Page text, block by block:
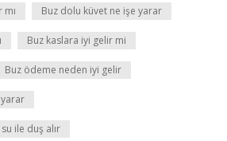
Buz dolu küvet ne işe yarar
Buz kaslara iyi gelir mi
Buz ödeme neden iyi gelir
ile duş alır